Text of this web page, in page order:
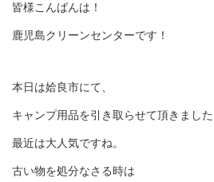
皆様こんばんは！
鹿児島クリーンセンターです！
本日は姶良市にて、
キャンプ用品を引き取らせて頂きました
最近は大人気ですね。
古い物を処分なさる時は